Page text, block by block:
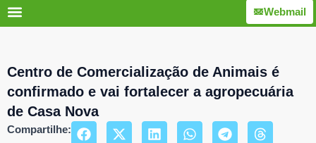
Webmail
Centro de Comercialização de Animais é
confirmado e vai fortalecer a agropecuária
de Casa Nova
Compartilhe: